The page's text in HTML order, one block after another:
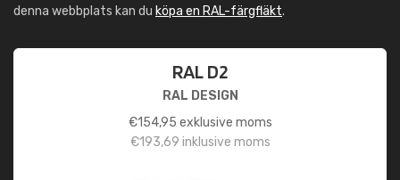
denna webbplats kan du köpa en RAL-färgfläkt.
RAL D2
RAL DESIGN
€154,95 exklusive moms
€193,69 inklusive moms